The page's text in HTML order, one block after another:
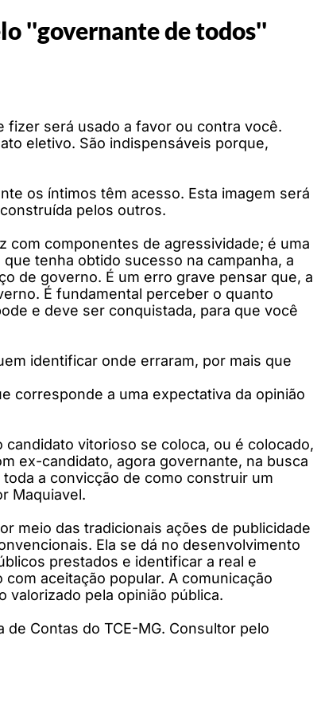
''governante de todos''
fizer será usado a favor ou contra você.
eletivo. São indispensáveis porque,
os íntimos têm acesso. Esta imagem será
pelos outros.
com componentes de agressividade; é uma
tenha obtido sucesso na campanha, a
de governo. É um erro grave pensar que, a
É fundamental perceber o quanto
e deve ser conquistada, para que você
identificar onde erraram, por mais que
corresponde a uma expectativa da opinião
vitorioso se coloca, ou é colocado,
ex-candidato, agora governante, na busca
a convicção de como construir um
Maquiavel.
meio das tradicionais ações de publicidade
Ela se dá no desenvolvimento
prestados e identificar a real e
aceitação popular. A comunicação
pela opinião pública.
Contas do TCE-MG. Consultor pelo